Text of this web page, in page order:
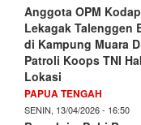
Anggota OPM
Lekagak Talenggen
di Kampung Muara
Patroli Koops TNI
Lokasi
PAPUA TENGAH
SENIN, 13/04/2026 - 16:50